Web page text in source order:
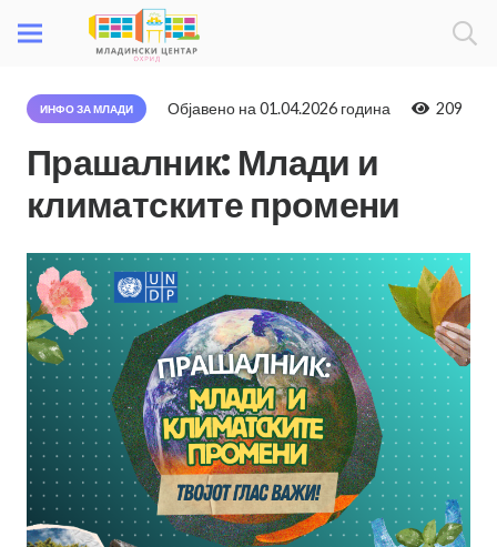
ИНФО ЗА МЛАДИ Објавено на01.04.2026 година 209
Прашалник: Млади и
климатските промени